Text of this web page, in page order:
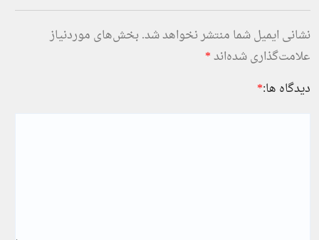
نشانی ایمیل شما منتشر نخواهد شد. بخش‌های موردنیاز
علامت‌گذاری شده‌اند*
دیدگاه ها:*